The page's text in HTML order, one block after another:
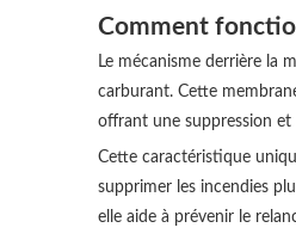
Comment
Le mécanisme derrière la
carburant. Cette
offrant une suppression
Cette caractéristique
supprimer les incendies
elle aide à prévenir le